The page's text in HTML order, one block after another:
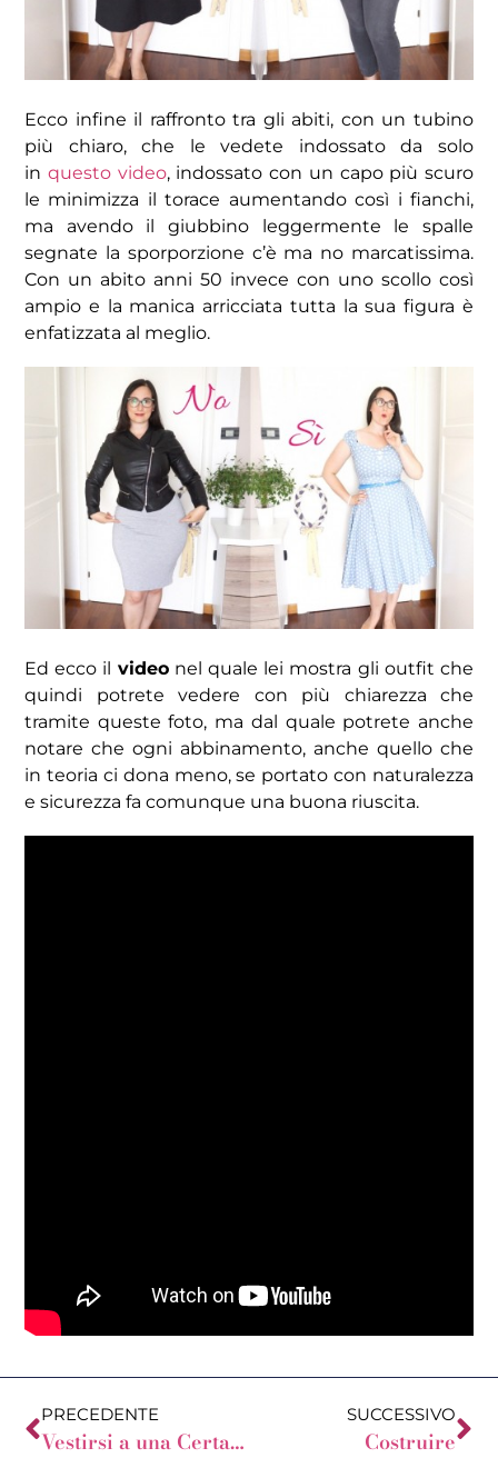
Ecco infine il raffronto tra gli abiti, con un tubino
più chiaro, che le vedete indossato da solo
in questo video, indossato con un capo più scuro
le minimizza il torace aumentando così i fianchi,
ma avendo il giubbino leggermente le spalle
segnate la sporporzione c’è ma no marcatissima.
Con un abito anni 50 invece con uno scollo così
ampio e la manica arricciata tutta la sua figura è
enfatizzata al meglio.
Ed ecco il videonel quale lei mostra gli outfit che
quindi potrete vedere con più chiarezza che
tramite queste foto, ma dal quale potrete anche
notare che ogni abbinamento, anche quello che
in teoria ci dona meno, se portato con naturalezza
e sicurezza fa comunque una buona riuscita.
PRECEDENTE
Vestirsi a una Certa età?
SUCCESSIVO
Costruire